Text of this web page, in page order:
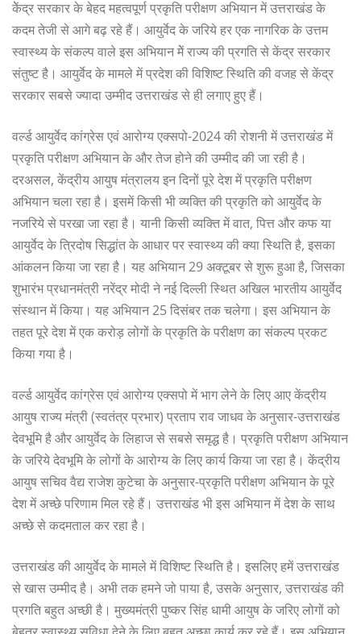
केेंद्र सरकार के बेहद महत्वपूर्ण प्रकृति परीक्षण अभियान में उत्तराखंड के
कदम तेजी से आगे बढ़ रहे हैं। आयुर्वेद के जरिये हर एक नागरिक के उत्तम
स्वास्थ्य के संकल्प वाले इस अभियान मेें राज्य की प्रगति से केंद्र सरकार
संतुष्ट है। आयुर्वेद के मामले में प्रदेश की विशिष्ट स्थिति की वजह से केंद्र
सरकार सबसे ज्यादा उम्मीद उत्तराखंड से ही लगाए हुए हैं।
वर्ल्ड आयुर्वेद कांग्रेस एवं आरोग्य एक्सपो-2024 की रोशनी में उत्तराखंड में
प्रकृति परीक्षण अभियान के और तेज होने की उम्मीद की जा रही है।
दरअसल, केंद्रीय आयुष मंत्रालय इन दिनों पूरे देश में प्रकृति परीक्षण
अभियान चला रहा है। इसमें किसी भी व्यक्ति की प्रकृति को आयुर्वेद के
नजरिये से परखा जा रहा है। यानी किसी व्यक्ति में वात, पित्त और कफ या
आयुर्वेद के त्रिदोष सिद्धांत के आधार पर स्वास्थ्य की क्या स्थिति है, इसका
आंकलन किया जा रहा है। यह अभियान 29 अक्टूबर से शुरू हुआ है, जिसका
शुभारंभ प्रधानमंत्री नरेंद्र मोदी ने नई दिल्ली स्थित अखिल भारतीय आयुर्वेद
संस्थान में किया। यह अभियान 25 दिसंबर तक चलेगा। इस अभियान के
तहत पूरे देश में एक करोड़ लोगों के प्रकृति के परीक्षण का संकल्प प्रकट
किया गया है।
वर्ल्ड आयुर्वेद कांग्रेस एवं आरोग्य एक्सपो में भाग लेने के लिए आए केंद्रीय
आयुष राज्य मंत्री (स्वतंत्र प्रभार) प्रताप राव जाधव के अनुसार-उत्तराखंड
देवभूमि है और आयुर्वेद के लिहाज से सबसे समृद्ध है। प्रकृति परीक्षण अभियान
के जरिये देवभूमि के लोगों के आरोग्य के लिए कार्य किया जा रहा है। केंद्रीय
आयुष सचिव वैद्य राजेश कुटेचा के अनुसार-प्रकृति परीक्षण अभियान के पूरे
देश में अच्छे परिणाम मिल रहे हैं। उत्तराखंड भी इस अभियान में देश के साथ
अच्छे से कदमताल कर रहा है।
उत्तराखंड की आयुर्वेद के मामले में विशिष्ट स्थिति है। इसलिए हमें उत्तराखंड
से खास उम्मीद है। अभी तक हमने जो पाया है, उसके अनुसार, उत्तराखंड की
प्रगति बहुत अच्छी है। मुख्यमंत्री पुष्कर सिंह धामी आयुष के जरिए लोगों को